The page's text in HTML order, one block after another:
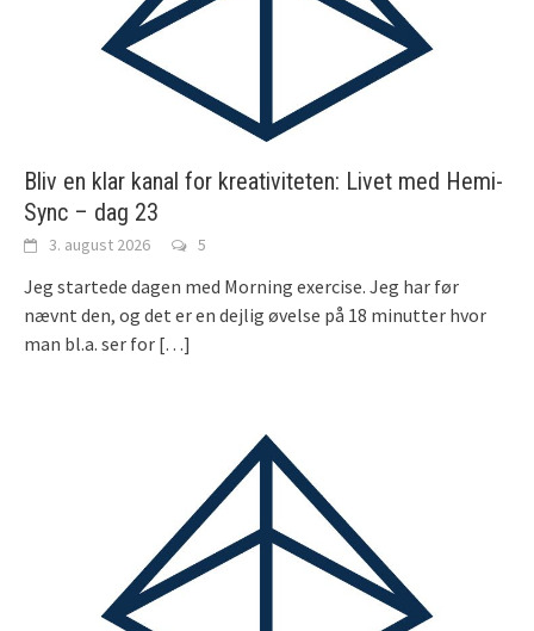
Bliv en klar kanal for kreativiteten: Livet med Hemi-
Sync – dag 23
3. august 2026 5
Jeg startede dagen med Morning exercise. Jeg har før
nævnt den, og det er en dejlig øvelse på 18 minutter hvor
man bl.a. ser for […]